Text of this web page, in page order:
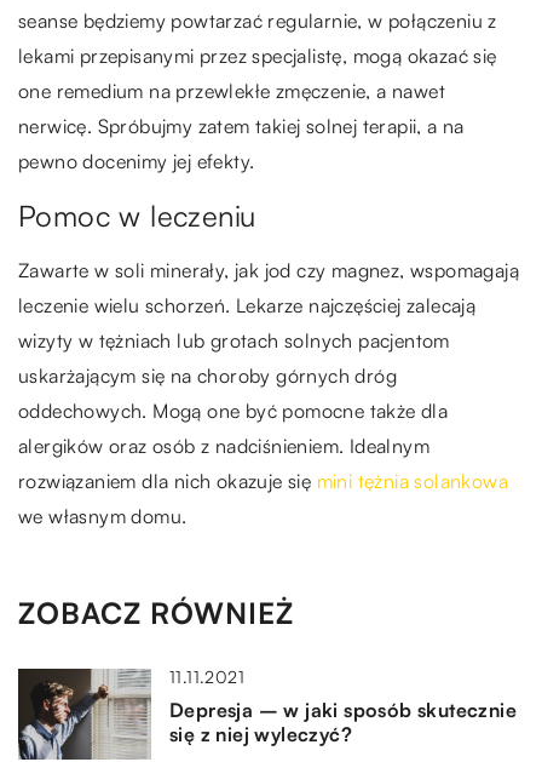
seanse będziemy powtarzać regularnie, w połączeniu z
lekami przepisanymi przez specjalistę, mogą okazać się
one remedium na przewlekłe zmęczenie, a nawet
nerwicę. Spróbujmy zatem takiej solnej terapii, a na
pewno docenimy jej efekty.
Pomoc w leczeniu
Zawarte w soli minerały, jak jod czy magnez, wspomagają
leczenie wielu schorzeń. Lekarze najczęściej zalecają
wizyty w tężniach lub grotach solnych pacjentom
uskarżającym się na choroby górnych dróg
oddechowych. Mogą one być pomocne także dla
alergików oraz osób z nadciśnieniem. Idealnym
rozwiązaniem dla nich okazuje się mini tężnia solankowa
we własnym domu.
ZOBACZ RÓWNIEŻ
11.11.2021
Depresja – w jaki sposób skutecznie
się z niej wyleczyć?